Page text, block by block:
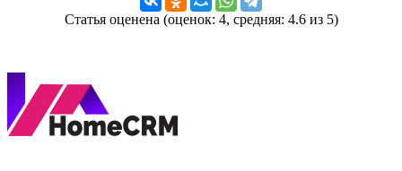
Статьяоценена (оценок: 4, средняя: 4.6из 5)